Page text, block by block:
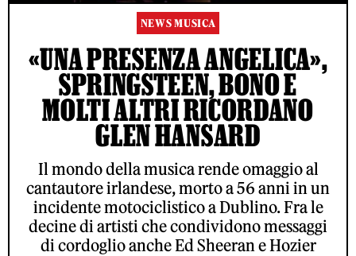
NEWS MUSICA
«UNA PRESENZA ANGELICA»,
SPRINGSTEEN, BONO E
MOLTI ALTRI RICORDANO
GLEN HANSARD
Il mondo della musica rende omaggio al
cantautore irlandese, morto a 56 anni in un
incidente motociclistico a Dublino. Fra le
decine di artisti che condividono messaggi
di cordoglio anche Ed Sheeran e Hozier